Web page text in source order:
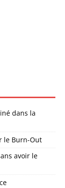
dans la
le Burn-Out
avoir le